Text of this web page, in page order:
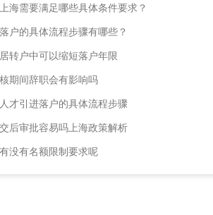
海需要满足哪些具体条件要求？
户的具体流程步骤有哪些？
转户中可以缩短落户年限
期间辞职会有影响吗
才引进落户的具体流程步骤
后审批容易吗上海政策解析
没有名额限制要求呢